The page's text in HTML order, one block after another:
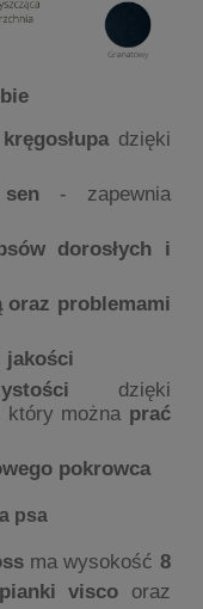
kręgosłupadzięki
- zapewnia
dorosłych i
oraz problemami
jakości
dzięki
który można prać
pokrowca
psa
ma wysokość 8
pianki visco oraz